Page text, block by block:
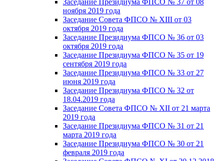
ноября 2019 года
Заседание Совета ФПСО № XIII от 03
октября 2019 года
Заседание Президиума ФПСО № 36 от 03
октября 2019 года
Заседание Президиума ФПСО № 35 от 19
сентября 2019 года
Заседание Президиума ФПСО № 33 от 27
июня 2019 года
Заседание Президиума ФПСО № 32 от
18.04.2019 года
Заседание Совета ФПСО № XII от 21 марта
2019 года
Заседание Президиума ФПСО № 31 от 21
марта 2019 года
Заседание Президиума ФПСО № 30 от 21
февраля 2019 года